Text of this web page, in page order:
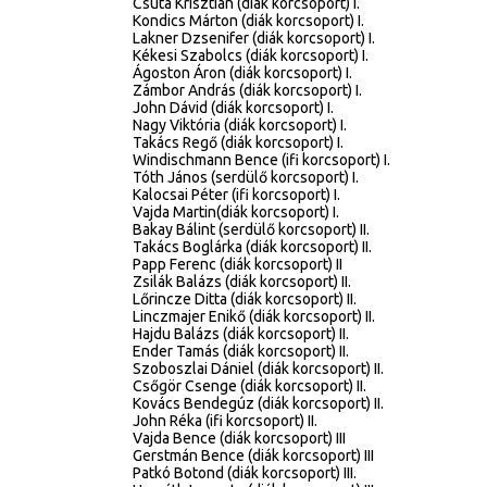
Kondics Márton (diák korcsoport) I.
Lakner Dzsenifer (diák korcsoport) I.
Kékesi Szabolcs (diák korcsoport) I.
Ágoston Áron (diák korcsoport) I.
Zámbor András (diák korcsoport) I.
John Dávid (diák korcsoport) I.
Nagy Viktória (diák korcsoport) I.
Takács Regő (diák korcsoport) I.
Windischmann Bence (ifi korcsoport) I.
Tóth János (serdülő korcsoport) I.
Kalocsai Péter (ifi korcsoport) I.
Vajda Martin(diák korcsoport) I.
Bakay Bálint (serdülő korcsoport) II.
Takács Boglárka (diák korcsoport) II.
Papp Ferenc (diák korcsoport) II
Zsilák Balázs (diák korcsoport) II.
Lőrincze Ditta (diák korcsoport) II.
Linczmajer Enikő (diák korcsoport) II.
Hajdu Balázs (diák korcsoport) II.
Ender Tamás (diák korcsoport) II.
Szoboszlai Dániel (diák korcsoport) II.
Csőgör Csenge (diák korcsoport) II.
Kovács Bendegúz (diák korcsoport) II.
John Réka (ifi korcsoport) II.
Vajda Bence (diák korcsoport) III
Gerstmán Bence (diák korcsoport) III
Patkó Botond (diák korcsoport) III.